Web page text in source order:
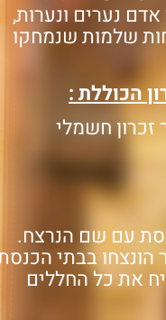
כ 1400 בני אדם נערים ונערות,
שלמות שנמחקו
הכוללת :
חשמלי
עם שם הנרצח.
כבר הונצחו בבתי הכנסת
את כל החללים